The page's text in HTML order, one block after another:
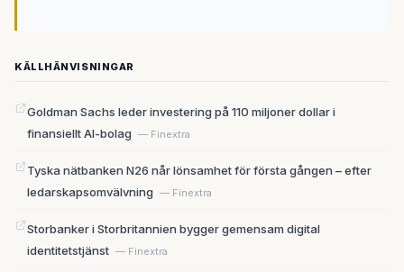
KÄLLHÄNVISNINGAR
Goldman Sachs leder investering på 110 miljoner dollar i
finansiellt AI-bolag — Finextra
Tyska nätbanken N26 når lönsamhet för första gången – efter
ledarskapsomvälvning — Finextra
Storbanker i Storbritannien bygger gemensam digital
identitetstjänst — Finextra